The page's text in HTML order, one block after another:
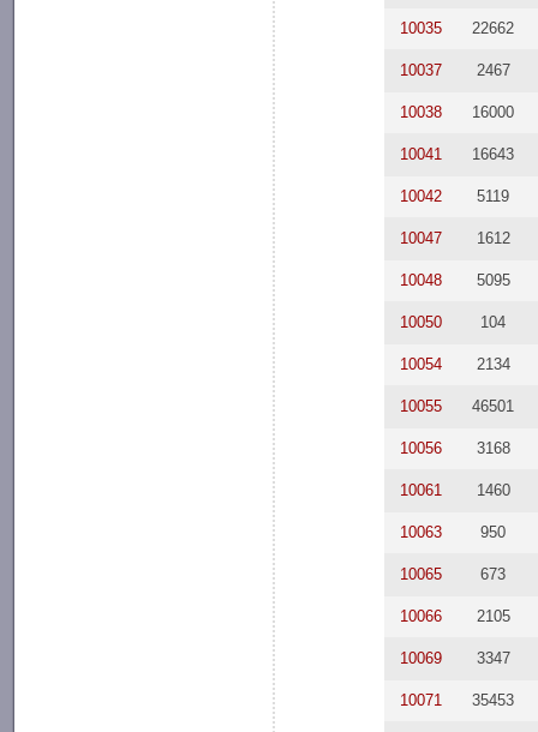
10035 22662
10037 2467
10038 16000
10041 16643
10042 5119
10047 1612
10048 5095
10050 104
10054 2134
10055 46501
10056 3168
10061 1460
10063 950
10065 673
10066 2105
10069 3347
10071 35453